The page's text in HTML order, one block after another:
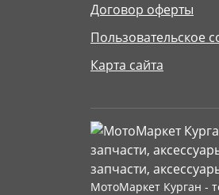
Договор оферты
Пользовательское
Карта сайта
МотоМаркет Курган -